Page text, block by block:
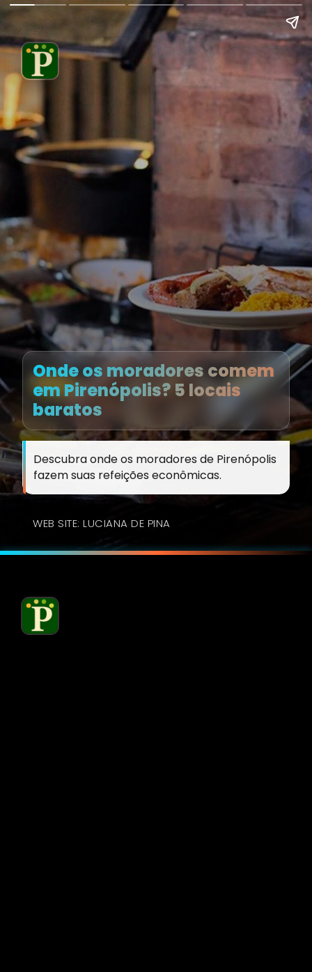
Onde os moradores comem
em Pirenópolis? 5 locais
baratos
Descubra onde os moradores de Pirenópolis
fazem suas refeições econômicas.
WEB SITE: LUCIANA DE PINA